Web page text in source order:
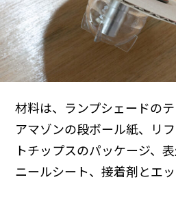
材料は、ランプシェードの
アマゾンの段ボール紙、リ
トチップスのパッケージ、
ニールシート、接着剤とエッ